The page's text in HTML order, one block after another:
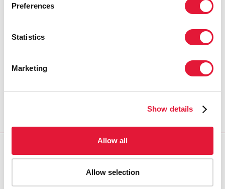
Preferences
Statistics
Marketing
Show details
Allow all
Allow selection
разрабатывать новые креативные
модели для лучшей интеграции услуг,
медицинскими мерами. Ведь это
здравоохранительные системы».
ПАРТНЕРЫ
«Розовая лента — красная лента»
языке)